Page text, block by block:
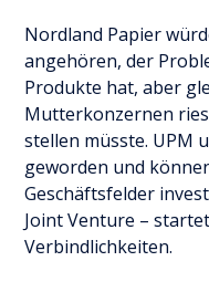
Nordland Papier
angehören, der
Produkte hat, aber
Mutterkonzernen
stellen müsste. UPM
geworden und
Geschäftsfelder
Joint Venture –
Verbindlichkeiten.